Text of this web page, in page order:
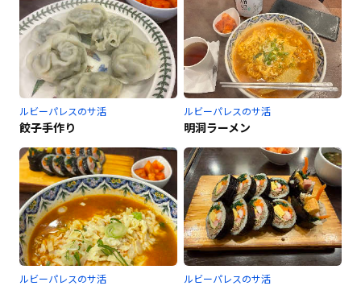
ルビーパレスのサ活
餃子手作り
ルビーパレスのサ活
明洞ラーメン
ルビーパレスのサ活 ルビーパレスのサ活